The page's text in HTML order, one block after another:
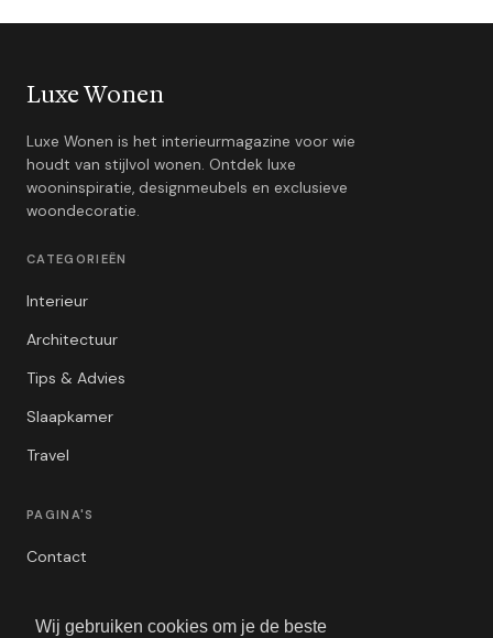
Wij gebruiken cookies om je de beste
Luxe Wonen
Luxe Wonen is het interieurmagazine voor wie
houdt van stijlvol wonen. Ontdek luxe
wooninspiratie, designmeubels en exclusieve
woondecoratie.
CATEGORIEËN
Interieur
Architectuur
Tips & Advies
Slaapkamer
Travel
PAGINA'S
Contact